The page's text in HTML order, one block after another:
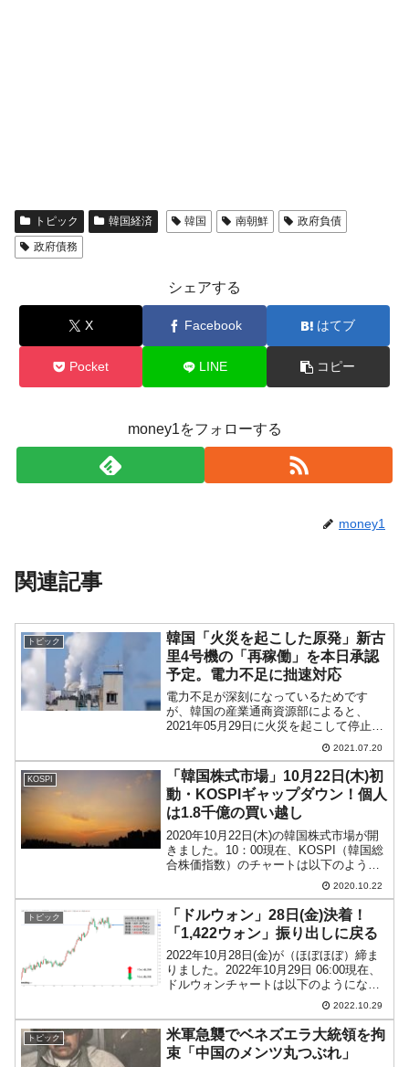
トピック 韓国経済 韓国 南朝鮮
政府負債
政府債務
シェアする
X Facebook はてブ
Pocket LINE コピー
money1をフォローする
money1
関連記事
トピック
韓国「火災を起こした原発」新古
里4号機の「再稼働」を本日承認
予定。電力不足に拙速対応
電力不足が深刻になっているためです
が、韓国の産業通商資源部によると、
2021年05月29日に火災を起こして停止し
た古里原子力発電所の「新4号機」の再稼
働を、07月20日（本日！）に承認する予
定であることが分かりました。↑ご覧のよ
うにコレクタ...
2021.07.20
KOSPI
「韓国株式市場」10月22日(木)初
動・KOSPIギャップダウン！個人
は1.8千億の買い越し
2020年10月22日(木)の韓国株式市場が開
きました。10：00現在、KOSPI（韓国総
合株価指数）のチャートは以下のように
『Investing.com』より引用）。KOSPIは
ギャップダウンして下に向かっていま
す...
2020.10.22
トピック
「ドルウォン」28日(金)決着！
「1,422ウォン」振り出しに戻る
2022年10月28日(金)が（ほぼほぼ）締ま
りました。2022年10月29日 06:00現在、
ドルウォンチャートは以下のようになっ
ています（チャートは『Investing.com』
より引用：以下同）。結局コマ足になり
ました。上下に長いヒゲ...
2022.10.29
トピック
米軍急襲でベネズエラ大統領を拘
束「中国のメンツ丸つぶれ」